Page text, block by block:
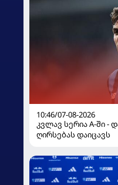
10:46/07-08-2026
კვლავ სერია A-ში -
ღირსებას დაიცავს